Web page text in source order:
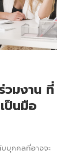
มงาน ที่
ป็นมือ
บบุคคลที่อาจจะ